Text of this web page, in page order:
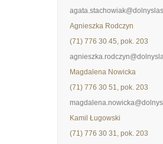
Agnieszka Rodczyn
(71) 776 30 45, pok. 203
Magdalena Nowicka
(71) 776 30 51, pok. 203
Kamil Ługowski
(71) 776 30 31, pok. 203